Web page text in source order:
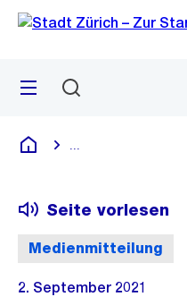
Navigation
Sprunglink
Menü
Deutsch
Medienmitteilung
Seite vorlesen
2. September 2021